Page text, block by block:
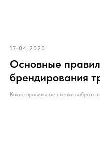
17-04-2020
Основные
брендирования
Какие правильные пленки выбрать